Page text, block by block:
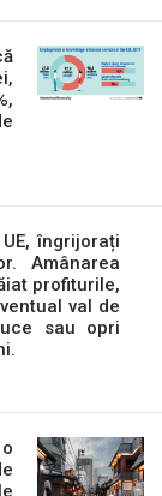
îngrijorați
Amânarea
profiturile,
val de
sau opri